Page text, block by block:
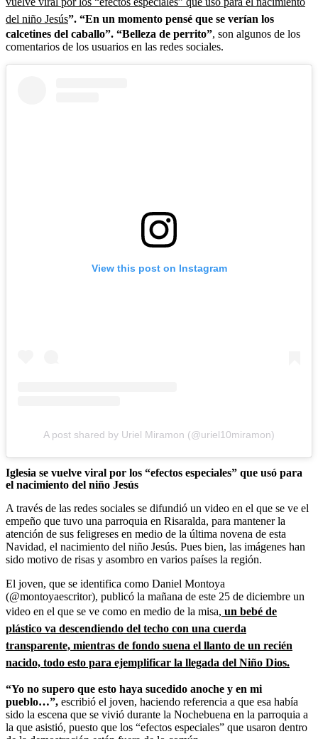
del niño Jesús”. “En un momento pensé que se verían los
calcetines del caballo”. “Belleza de perrito”, son algunos de los
comentarios de los usuarios en las redes sociales.
View this post on Instagram
A post shared by Uriel Miramon (@uriel10miramon)
Iglesia se vuelve viral por los “efectos especiales” que usó para
el nacimiento del niño Jesús
A través de las redes sociales se difundió un video en el que se ve el
empeño que tuvo una parroquia en Risaralda, para mantener la
atención de sus feligreses en medio de la última novena de esta
Navidad, el nacimiento del niño Jesús. Pues bien, las imágenes han
sido motivo de risas y asombro en varios países la región.
El joven, que se identifica como Daniel Montoya
(@montoyaescritor), publicó la mañana de este 25 de diciembre un
video en el que se ve como en medio de la misa, un bebé de
plástico va descendiendo del techo con una cuerda
transparente, mientras de fondo suena el llanto de un recién
nacido, todo esto para ejemplificar la llegada del Niño Dios.
“Yo no supero que esto haya sucedido anoche y en mi
pueblo…”, escribió el joven, haciendo referencia a que esa había
sido la escena que se vivió durante la Nochebuena en la parroquia a
la que asistió, puesto que los “efectos especiales” que usaron dentro